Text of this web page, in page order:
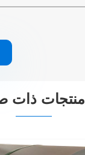
منتجات ذات